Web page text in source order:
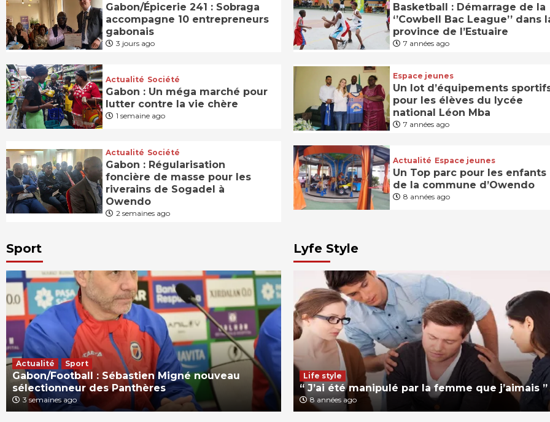
Gabon/Épicerie 241 : Sobraga
accompagne 10 entrepreneurs
gabonais
3 jours ago
Actualité Société
Gabon : Un méga marché pour
lutter contre la vie chère
1 semaine ago
Actualité Société
Gabon : Régularisation
foncière de masse pour les
riverains de Sogadel à
Owendo
2 semaines ago
Basketball : Démarrage de la
‘’Cowbell Bac League’’ dans
province de l’Estuaire
7 années ago
Espace jeunes
Un lot d’équipements
pour les élèves du lycée
national Léon Mba
7 années ago
Actualité Espace jeunes
Un Top parc pour les enfants
de la commune d’Owendo
8 années ago
Sport
Actualité Sport
Gabon/Football : Sébastien Migné nouveau
sélectionneur des Panthères
3 semaines ago
Lyfe Style
Life style
“ J’ai été manipulé par la femme que j’aimais ”
8 années ago